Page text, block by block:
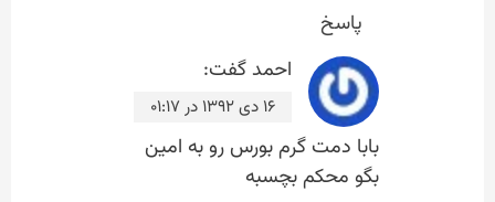
پاسخ
احمد گفت:
۱۶ دی ۱۳۹۲ در ۰۱:۱۷
بابا دمت گرم بورس رو به امین
بگو محکم بچسبه